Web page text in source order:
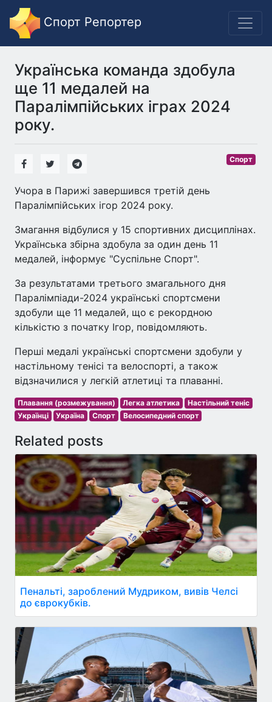
Спорт Репортер
Українська команда здобула
ще 11 медалей на
Паралімпійських іграх 2024
року.
Спорт
Учора в Парижі завершився третій день
Паралімпійських ігор 2024 року.
Змагання відбулися у 15 спортивних дисциплінах.
Українська збірна здобула за один день 11
медалей, інформує "Суспільне Спорт".
За результатами третього змагального дня
Паралімпіади-2024 українські спортсмени
здобули ще 11 медалей, що є рекордною
кількістю з початку Ігор, повідомляють.
Перші медалі українські спортсмени здобули у
настільному тенісі та велоспорті, а також
відзначилися у легкій атлетиці та плаванні.
Плавання (розмежування) Легка атлетика
Настільний теніс
Українці
Україна Спорт Велосипедний спорт
Related posts
Пенальті, зароблений Мудриком, вивів Челсі
до єврокубків.